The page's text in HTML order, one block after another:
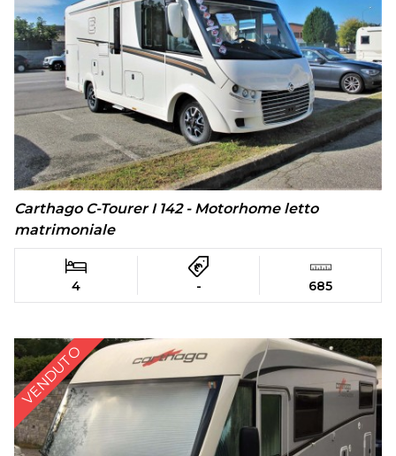
Carthago C-Tourer I 142 - Motorhome letto
matrimoniale
4 - 685
VENDUTO